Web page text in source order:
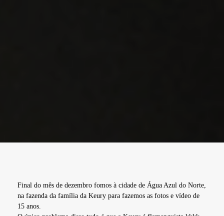
Final do mês de dezembro fomos à cidade de Água Azul do Norte,
na fazenda da família da Keury para fazemos as fotos e vídeo de
15 anos.